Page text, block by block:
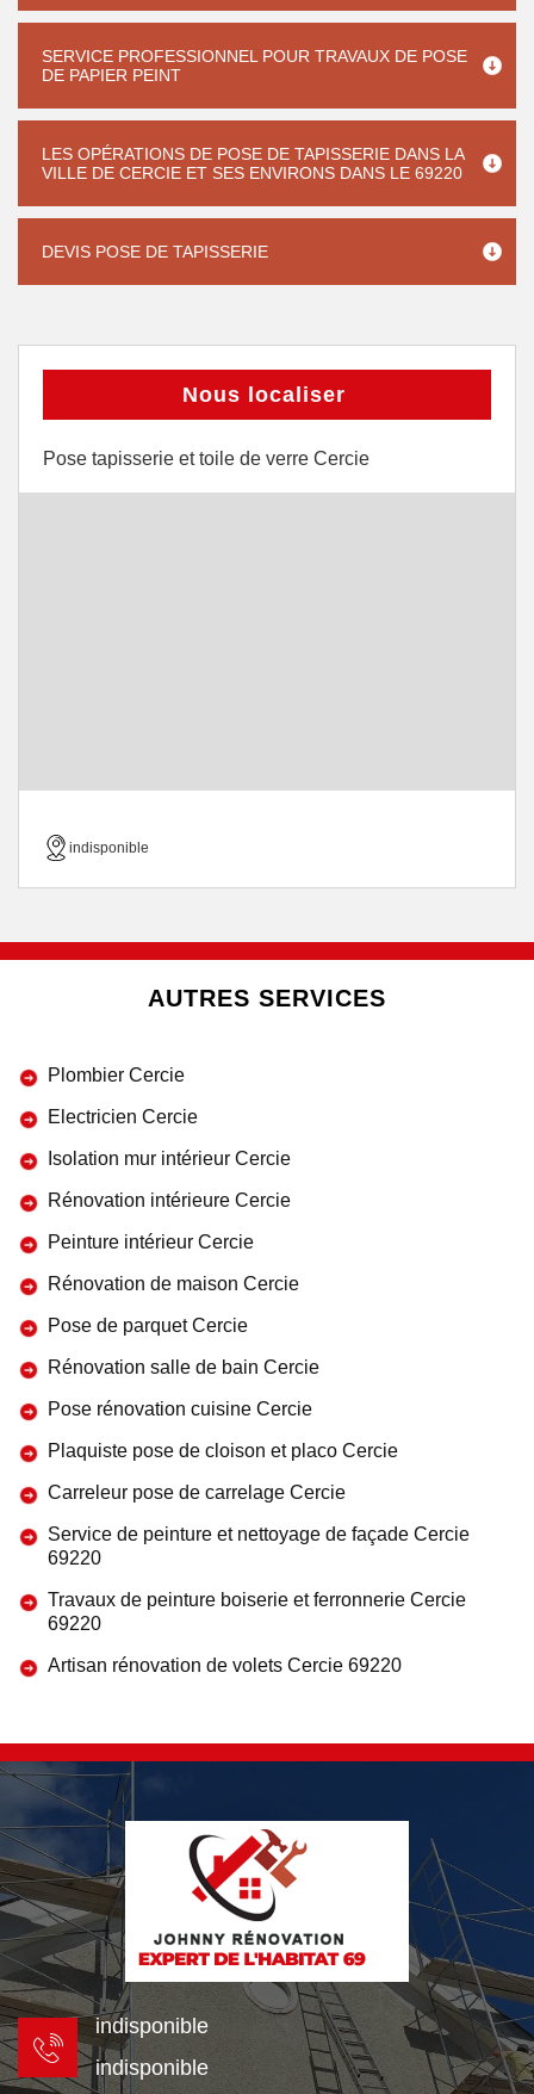
SERVICE PROFESSIONNEL POUR TRAVAUX DE POSE
DE PAPIER PEINT
LES OPÉRATIONS DE POSE DE TAPISSERIE DANS LA
VILLE DE CERCIE ET SES ENVIRONS DANS LE 69220
DEVIS POSE DE TAPISSERIE
Nous localiser
Pose tapisserie et toile de verre Cercie
indisponible
AUTRES SERVICES
Plombier Cercie
Electricien Cercie
Isolation mur intérieur Cercie
Rénovation intérieure Cercie
Peinture intérieur Cercie
Rénovation de maison Cercie
Pose de parquet Cercie
Rénovation salle de bain Cercie
Pose rénovation cuisine Cercie
Plaquiste pose de cloison et placo Cercie
Carreleur pose de carrelage Cercie
Service de peinture et nettoyage de façade Cercie
69220
Travaux de peinture boiserie et ferronnerie Cercie
69220
Artisan rénovation de volets Cercie 69220
indisponible
indisponible